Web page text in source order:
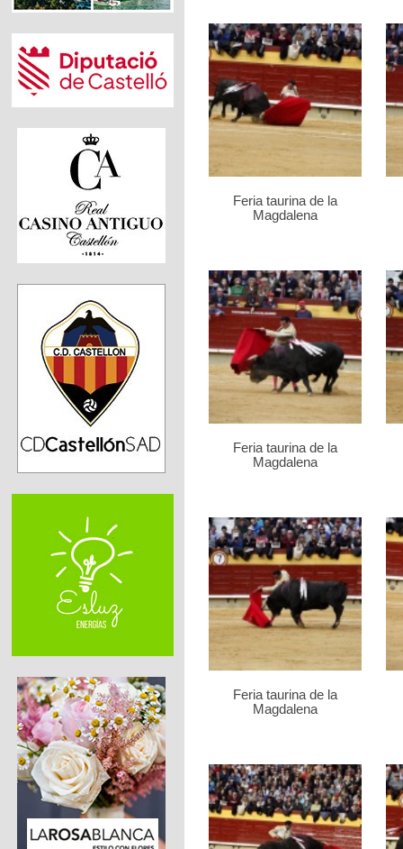
Feria taurina de la
Magdalena
Feria taurina de la
Magdalena
Feria taurina de la
Magdalena